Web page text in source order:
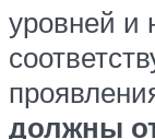
уровней и
должны